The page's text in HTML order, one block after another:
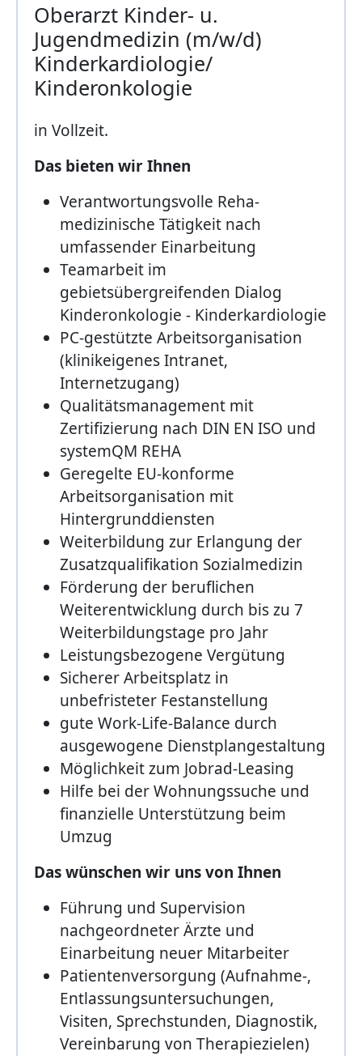
Oberarzt Kinder- u.
Jugendmedizin (m/w/d)
Kinderkardiologie/
Kinderonkologie
in Vollzeit.
Das bieten wir Ihnen
Verantwortungsvolle Reha-
medizinische Tätigkeit nach
umfassender Einarbeitung
Teamarbeit im
gebietsübergreifenden Dialog
Kinderonkologie - Kinderkardiologie
PC-gestützte Arbeitsorganisation
(klinikeigenes Intranet,
Internetzugang)
Qualitätsmanagement mit
Zertifizierung nach DIN EN ISO und
systemQM REHA
Geregelte EU-konforme
Arbeitsorganisation mit
Hintergrunddiensten
Weiterbildung zur Erlangung der
Zusatzqualifikation Sozialmedizin
Förderung der beruflichen
Weiterentwicklung durch bis zu 7
Weiterbildungstage pro Jahr
Leistungsbezogene Vergütung
Sicherer Arbeitsplatz in
unbefristeter Festanstellung
gute Work-Life-Balance durch
ausgewogene Dienstplangestaltung
Möglichkeit zum Jobrad-Leasing
Hilfe bei der Wohnungssuche und
finanzielle Unterstützung beim
Umzug
Das wünschen wir uns von Ihnen
Führung und Supervision
nachgeordneter Ärzte und
Einarbeitung neuer Mitarbeiter
Patientenversorgung (Aufnahme-,
Entlassungsuntersuchungen,
Visiten, Sprechstunden, Diagnostik,
Vereinbarung von Therapiezielen)